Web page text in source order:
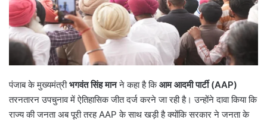
पंजाब के मुख्यमंत्रीभगवंत सिंह मानने कहा है किआम आदमी पार्टी (AAP)
तरनतारन उपचुनाव में ऐतिहासिक जीत दर्ज करने जा रही है। उन्होंने दावा किया कि
राज्य की जनता अब पूरी तरह AAP के साथ खड़ी है क्योंकि सरकार ने जनता के